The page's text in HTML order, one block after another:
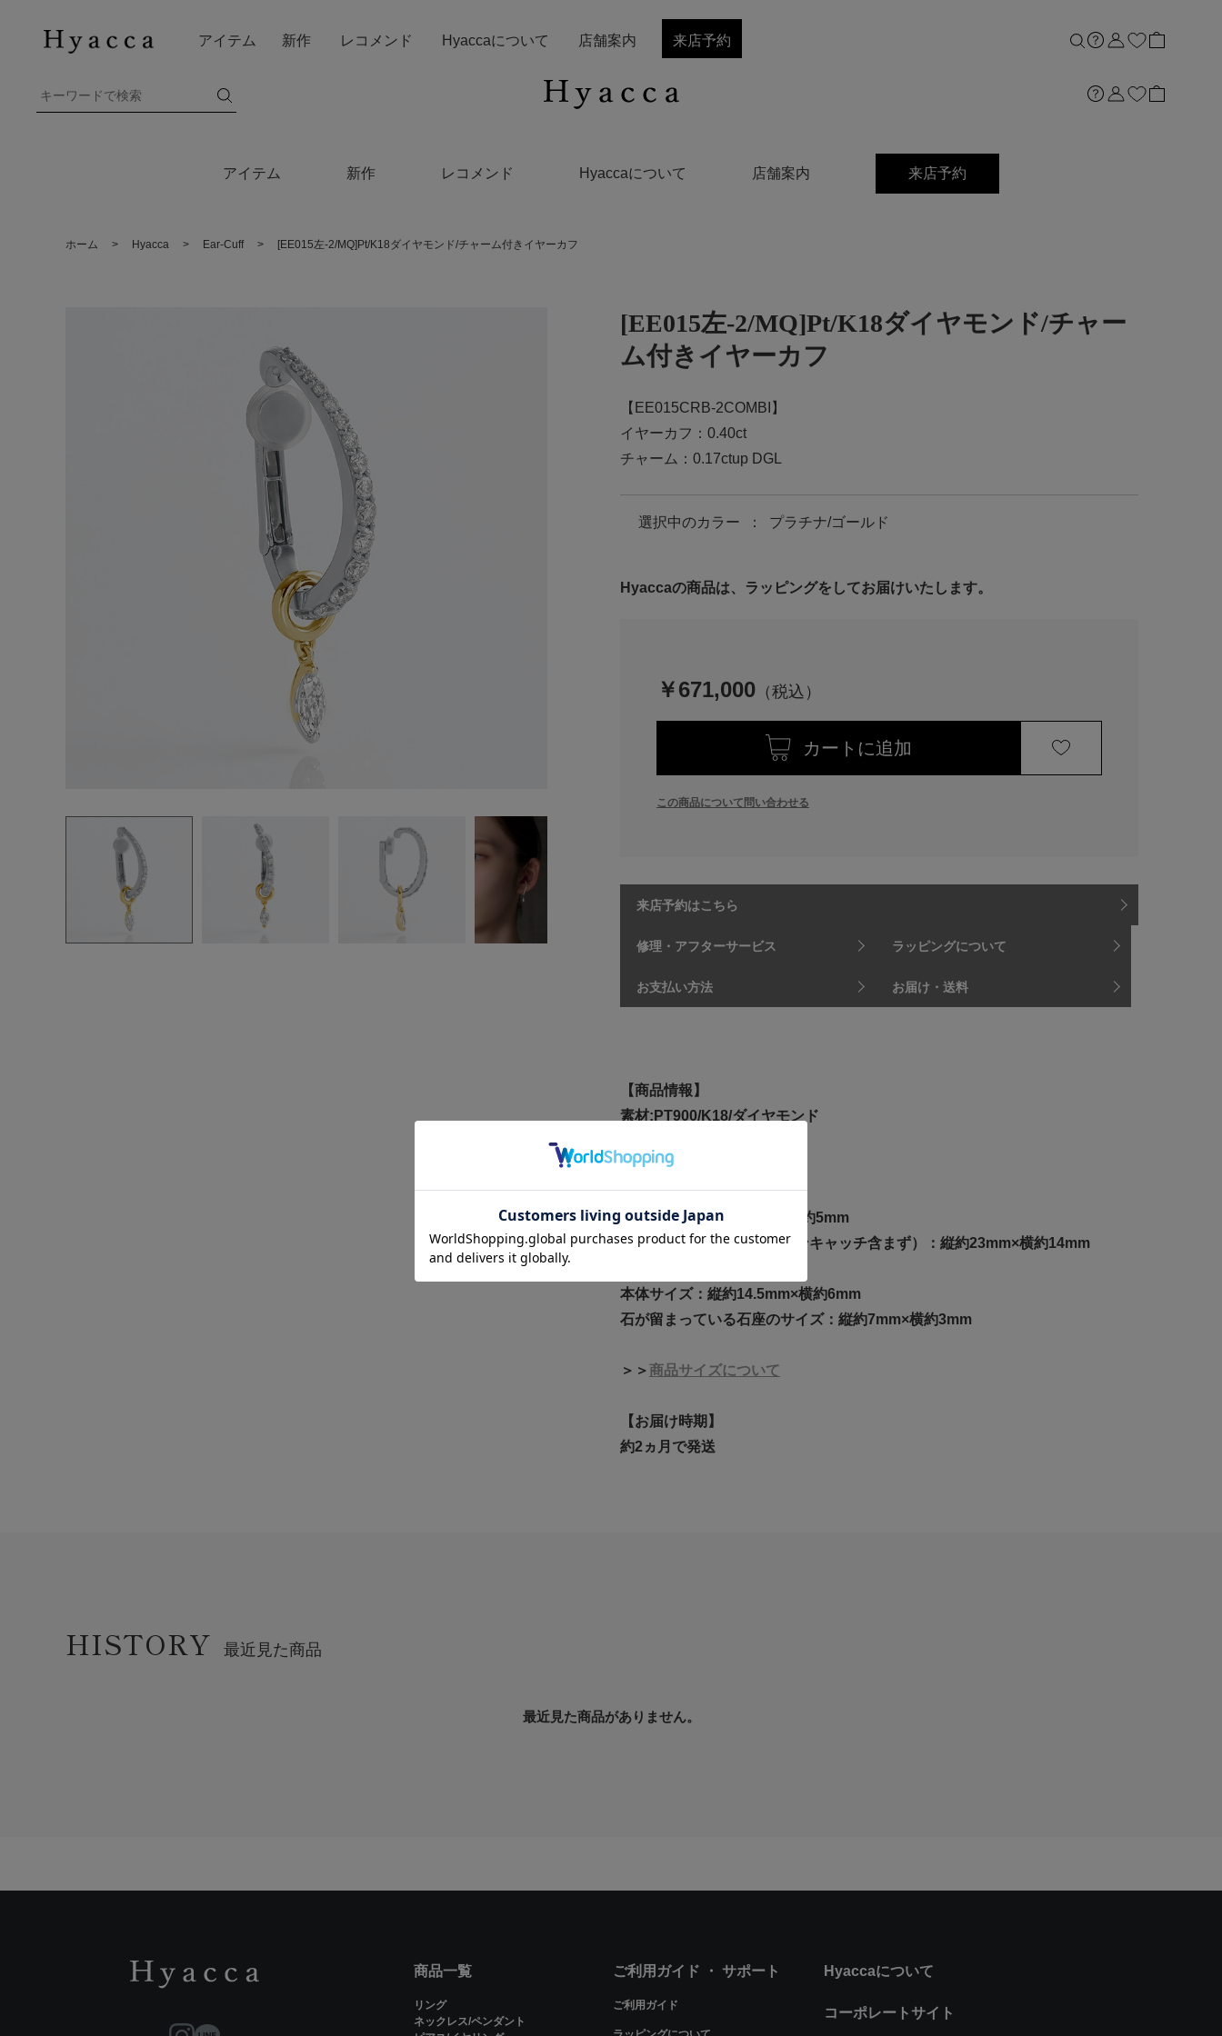
アイテム 新作 レコメンド Hyaccaについて 店舗案内 来店予約
アイテム 新作 レコメンド Hyaccaについて 店舗案内 来店予約
ホーム > Hyacca > Ear-Cuff > [EE015左-2/MQ]Pt/K18ダイヤモンド/チャーム付きイヤーカフ
[EE015左-2/MQ]Pt/K18ダイヤモンド/チャー
ム付きイヤーカフ
【EE015CRB-2COMBI】
イヤーカフ：0.40ct
チャーム：0.17ctup DGL
選択中のカラー ： プラチナ/ゴールド
Hyaccaの商品は、ラッピングをしてお届けいたします。
￥671,000
カートに追加
この商品について問い合わせる
来店予約はこちら
修理・アフターサービス ラッピングについて
お支払い方法 お届け・送料
【商品情報】
素材:PT900/K18/ダイヤモンド
左耳用
イヤーカフ
本体サイズ：縦約23mm×横約5mm
本体サイズ（直径 シリコンキャッチ含まず）：縦約23mm×横約14mm
本体サイズ：縦約14.5mm×横約6mm
石が留まっている石座のサイズ：縦約7mm×横約3mm
＞＞商品サイズについて
【お届け時期】
約2ヵ月で発送
HISTORY
最近見た商品がありません。
商品一覧
リング
ネックレス/ペンダント
ご利用ガイド ・ サポート
ご利用ガイド
Hyaccaについて
コーポレートサイト